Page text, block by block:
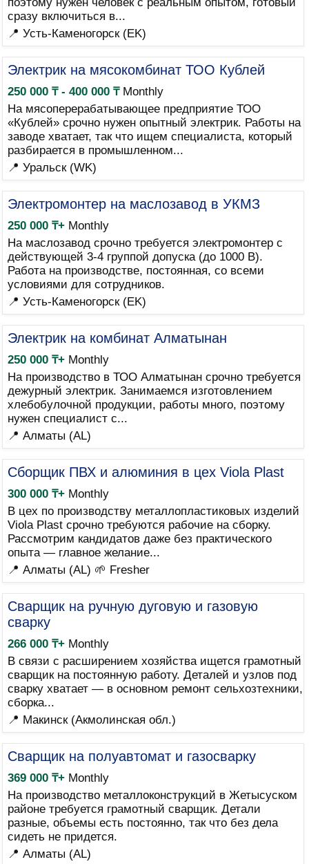
сразу включиться в...
📍 Усть-Каменогорск (EK)
Электрик на мясокомбинат ТОО Кублей
250 000 ₸ - 400 000 ₸Monthly
На мясоперерабатывающее предприятие ТОО
«Кублей» срочно нужен опытный электрик. Работы на
заводе хватает, так что ищем специалиста, который
разбирается в промышленном...
📍 Уральск (WK)
Электромонтер на маслозавод в УКМЗ
250 000 ₸+Monthly
На маслозавод срочно требуется электромонтер с
действующей 3-4 группой допуска (до 1000 В).
Работа на производстве, постоянная, со всеми
условиями для сотрудников.
📍 Усть-Каменогорск (EK)
Электрик на комбинат Алматынан
250 000 ₸+Monthly
На производство в ТОО Алматынан срочно требуется
дежурный электрик. Занимаемся изготовлением
хлебобулочной продукции, работы много, поэтому
нужен специалист с...
📍 Алматы (AL)
Сборщик ПВХ и алюминия в цех Viola Plast
300 000 ₸+Monthly
В цех по производству металлопластиковых изделий
Viola Plast срочно требуются рабочие на сборку.
Рассмотрим кандидатов даже без практического
опыта — главное желание...
📍 Алматы (AL) 🌱 Fresher
Сварщик на ручную дуговую и газовую
сварку
266 000 ₸+Monthly
В связи с расширением хозяйства ищется грамотный
сварщик на постоянную работу. Деталей и узлов под
сварку хватает — в основном ремонт сельхозтехники,
сборка...
📍 Макинск (Акмолинская обл.)
Сварщик на полуавтомат и газосварку
369 000 ₸+Monthly
На производство металлоконструкций в Жетысуском
районе требуется грамотный сварщик. Детали
разные, объемы есть постоянно, так что без дела
сидеть не придется.
📍 Алматы (AL)